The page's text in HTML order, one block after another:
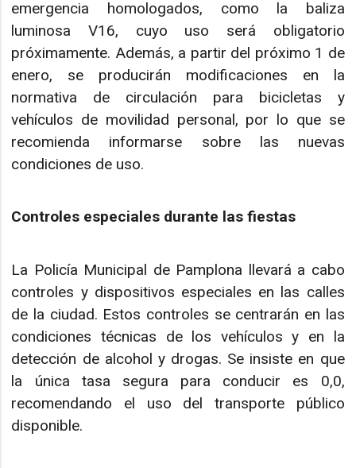
emergencia homologados, como la baliza
luminosa V16, cuyo uso será obligatorio
próximamente. Además, a partir del próximo 1 de
enero, se producirán modificaciones en la
normativa de circulación para bicicletas y
vehículos de movilidad personal, por lo que se
recomienda informarse sobre las nuevas
condiciones de uso.
Controles especiales durante las fiestas
La Policía Municipal de Pamplona llevará a cabo
controles y dispositivos especiales en las calles
de la ciudad. Estos controles se centrarán en las
condiciones técnicas de los vehículos y en la
detección de alcohol y drogas. Se insiste en que
la única tasa segura para conducir es 0,0,
recomendando el uso del transporte público
disponible.